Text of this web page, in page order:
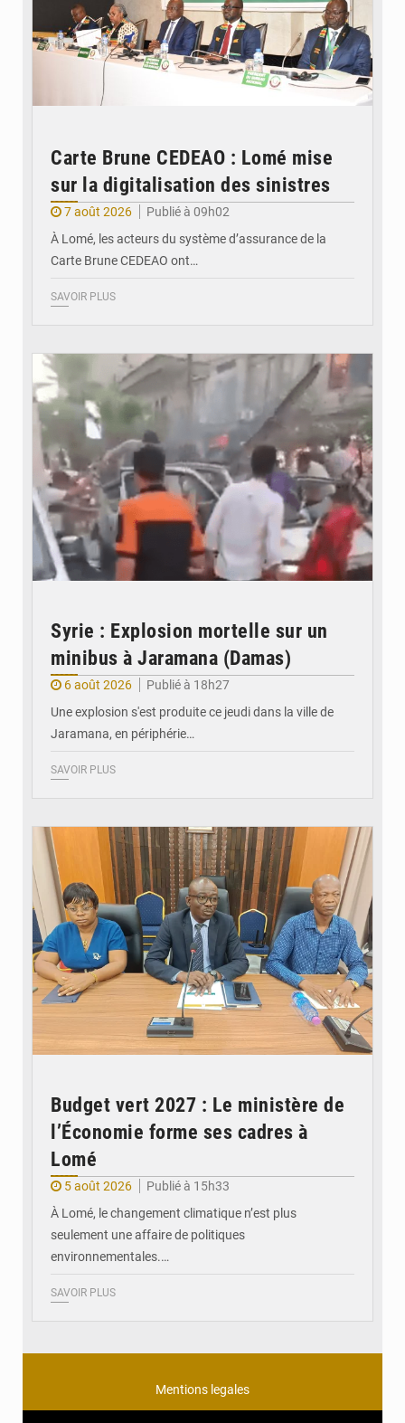
Carte Brune CEDEAO : Lomé mise
sur la digitalisation des sinistres
7 août 2026
Publié à 09h02
À Lomé, les acteurs du système d’assurance de la
Carte Brune CEDEAO ont…
SAVOIR PLUS
Syrie : Explosion mortelle sur un
minibus à Jaramana (Damas)
6 août 2026
Publié à 18h27
Une explosion s'est produite ce jeudi dans la ville de
Jaramana, en périphérie…
SAVOIR PLUS
Budget vert 2027 : Le ministère de
l’Économie forme ses cadres à
Lomé
5 août 2026
Publié à 15h33
À Lomé, le changement climatique n’est plus
seulement une affaire de politiques
environnementales.…
SAVOIR PLUS
Mentions legales